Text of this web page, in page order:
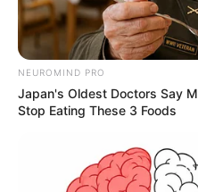
NEUROMIND PRO
Japan's Oldest Doctors Say
Stop Eating These 3 Foods